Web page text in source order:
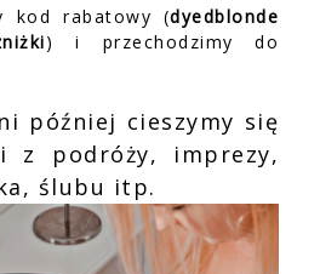
kod rabatowy (dyedblonde
) i przechodzimy do
później cieszymy się
z podróży, imprezy,
ślubu itp.